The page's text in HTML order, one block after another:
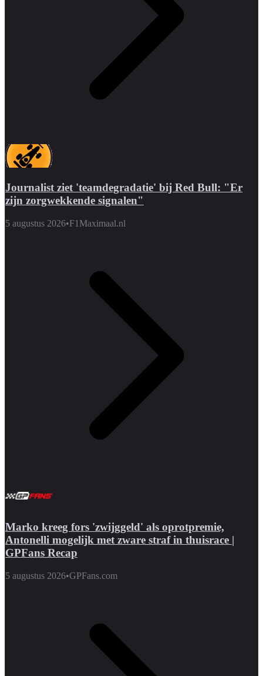
Journalist ziet 'teamdegradatie' bij Red Bull: "Er
zijn zorgwekkende signalen"
5 augustus 2026•F1Maximaal.nl
Marko kreeg fors 'zwijggeld' als oprotpremie,
Antonelli mogelijk met zware straf in thuisrace |
GPFans Recap
5 augustus 2026•GPFans.com